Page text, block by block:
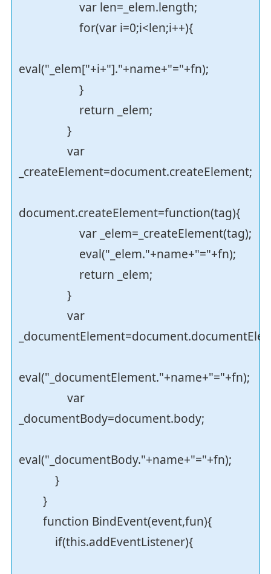
var len=_elem.length;
for(var i=0;i<len;i++){
eval("_elem["+i+"]."+name+"="+fn);
}
return _elem;
}
var
_createElement=document.createElement;
document.createElement=function(tag){
var _elem=_createElement(tag);
eval("_elem."+name+"="+fn);
return _elem;
}
var
eval("_documentElement."+name+"="+fn);
var
_documentBody=document.body;
eval("_documentBody."+name+"="+fn);
}
}
function BindEvent(event,fun){
if(this.addEventListener){